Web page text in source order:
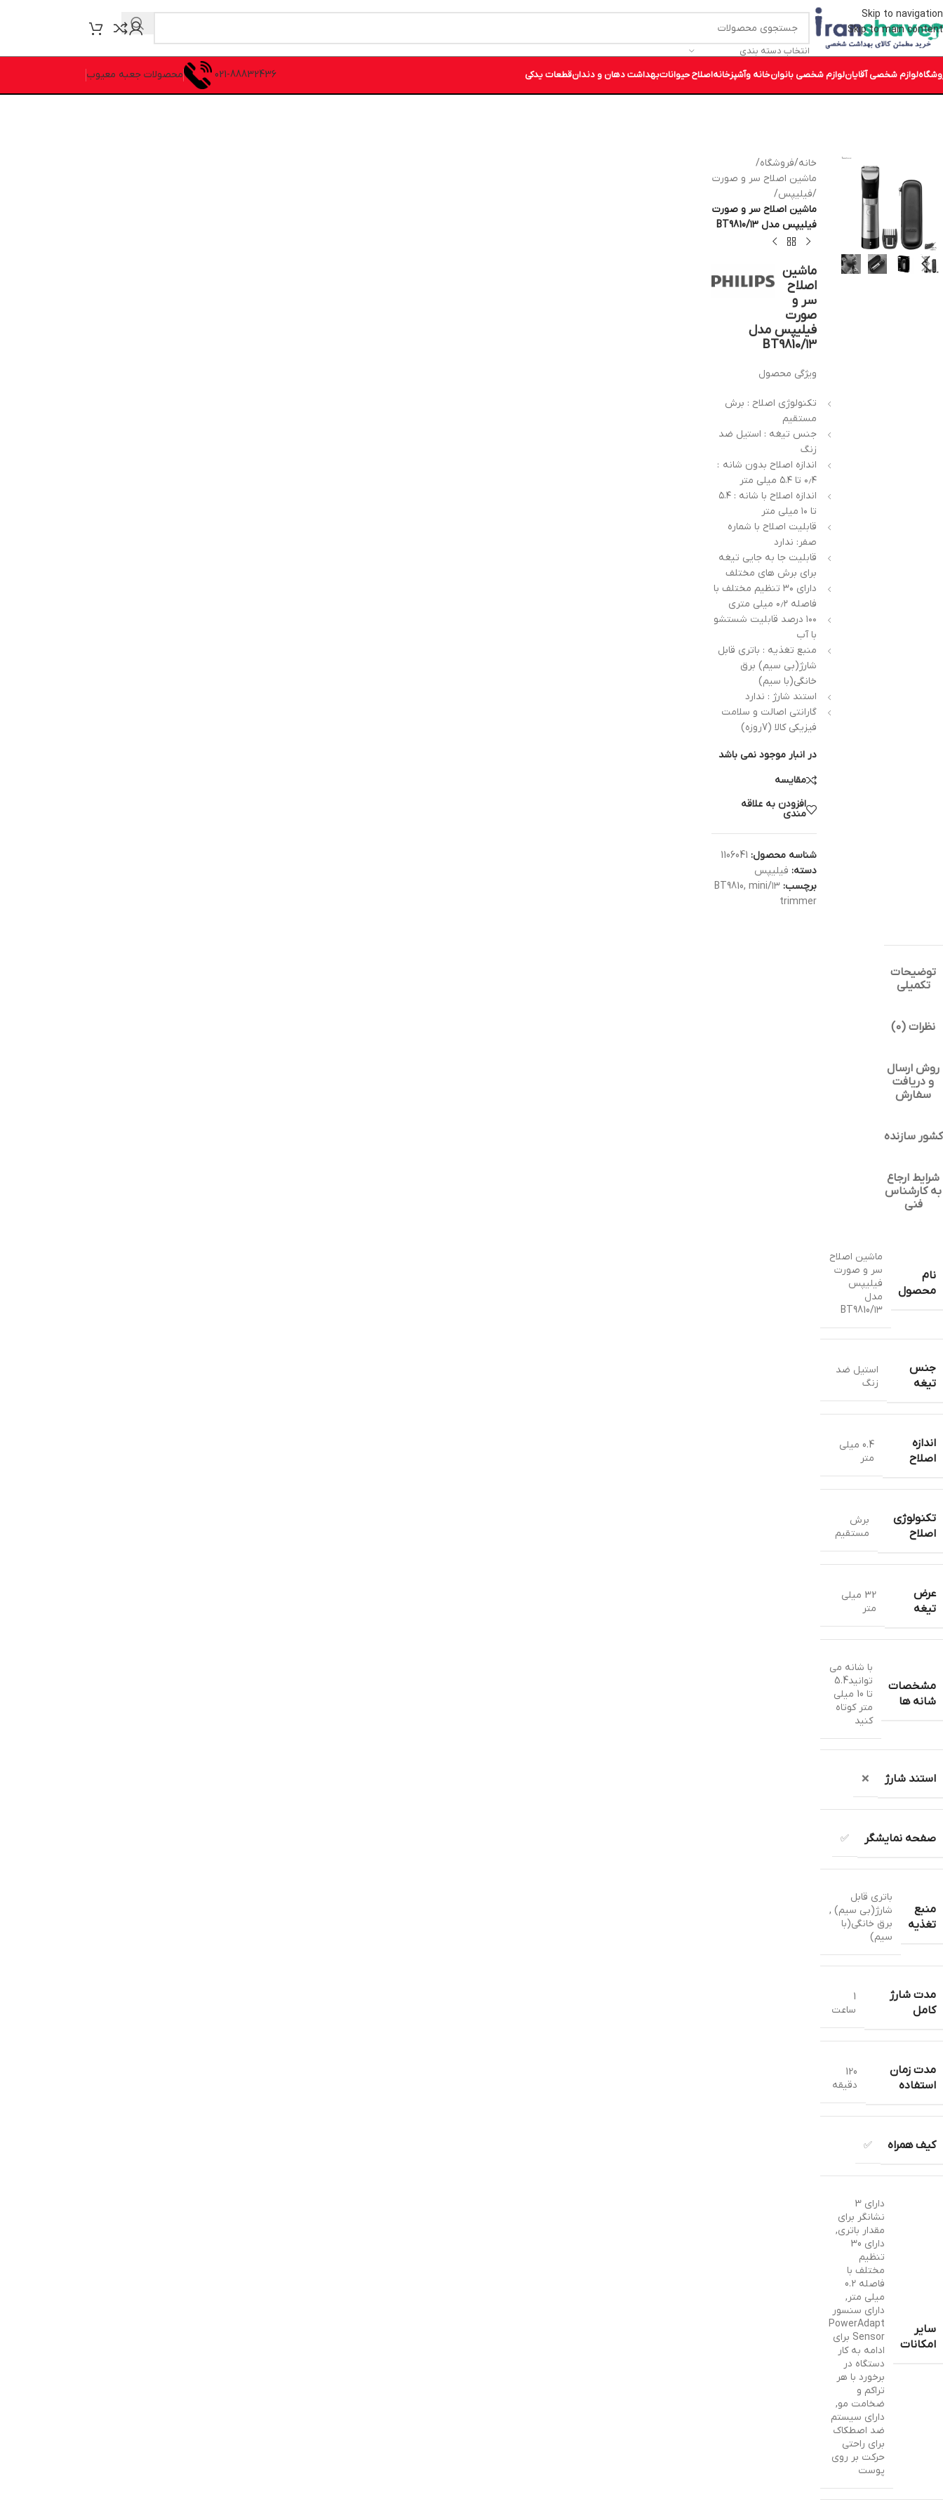
Skip to navigation
Skip to main content
انتخاب دسته بندی
لوازم شخصی آقایانلوازم شخصی بانوانخانه وآشپزخانهاصلاح حیواناتبهداشت دهان و دندانقطعات یدکی 021-88832436 محصولات جعبه معیوب
خانه/فروشگاه/
ماشین اصلاح سر و صورت
/فیلیپس/
ماشین اصلاح سر و صورت
فیلیپس مدل ۱۳/BT9810
ماشین
اصلاح
سر و
صورت
فیلیپس مدل
۱۳/BT9810
ویژگی محصول
تکنولوژی اصلاح : برش
مستقیم
جنس تیغه : استیل ضد
زنگ
اندازه اصلاح بدون شانه :
۰٫۴ تا ۵.۴ میلی متر
اندازه اصلاح با شانه : ۵.۴
تا ۱۰ میلی متر
قابلیت اصلاح با شماره
صفر: ندارد
قابلیت جا به جایی تیغه
برای برش های مختلف
دارای ۳۰ تنظیم مختلف با
فاصله ۰٫۲ میلی متری
۱۰۰ درصد قابلیت شستشو
با آب
منبع تغذیه : باتری قابل
شارژ(بی سیم) برق
خانگی(با سیم)
استند شارژ : ندارد
گارانتی اصالت و سلامت
فیزیکی کالا (7روزه)
در انبار موجود نمی باشد
مقایسه
افزودن به علاقه
مندی
شناسه محصول: 1106041
دسته: فیلیپس
برچسب: ۱۳/BT9810 , mini
trimmer
توضیحات
تکمیلی
نظرات (0)
روش ارسال
و دریافت
سفارش
کشور سازنده
شرایط ارجاع
به کارشناس
فنی
نام
محصول
ماشین اصلاح
سر و صورت
فیلیپس
مدل
۱۳/BT9810
جنس
تیغه
استيل ضد
زنگ
اندازه
اصلاح
0.4 میلی
متر
تکنولوژی
اصلاح
برش
مستقیم
عرض
تیغه
32 میلی
متر
مشخصات
شانه ها
با شانه می
توانید5.4
تا 10 میلی
متر کوتاه
کنید
استند شارژ ❌
صفحه نمایشگر ✅
منبع
تغذیه
باتری قابل
شارژ(بی سیم) ,
برق خانگی(با
سیم)
مدت شارژ
کامل
1
ساعت
مدت زمان
استفاده
120
دقیقه
کیف همراه ✅
سایر
امکانات
دارای 3
نشانگر برای
مقدار باتری,
دارای 30
تنظیم
مختلف با
فاصله 0.2
میلی متر,
دارای سنسور
PowerAdapt
Sensor برای
ادامه به کار
دستگاه در
برخورد با هر
تراکم و
ضخامت مو,
دارای سیستم
ضد اصطکاک
برای راحتی
حرکت بر روی
پوست